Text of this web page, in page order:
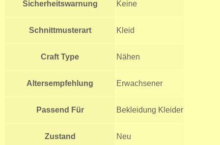
Sicherheitswarnung Keine
Schnittmusterart Kleid
Craft Type Nähen
Altersempfehlung Erwachsener
Passend Für Bekleidung Kleider
Zustand Neu